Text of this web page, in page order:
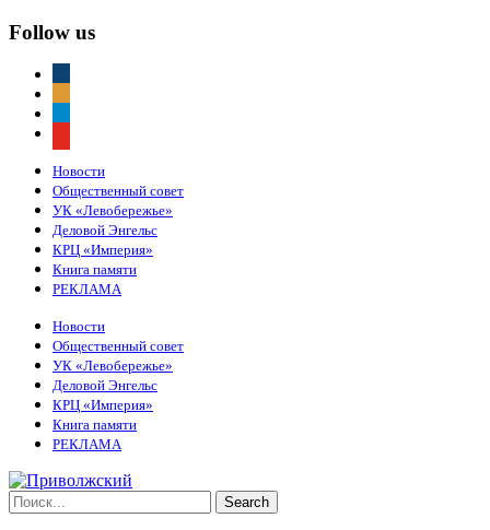
Follow us
Новости
Общественный совет
УК «Левобережье»
Деловой Энгельс
КРЦ «Империя»
Книга памяти
РЕКЛАМА
Новости
Общественный совет
УК «Левобережье»
Деловой Энгельс
КРЦ «Империя»
Книга памяти
РЕКЛАМА